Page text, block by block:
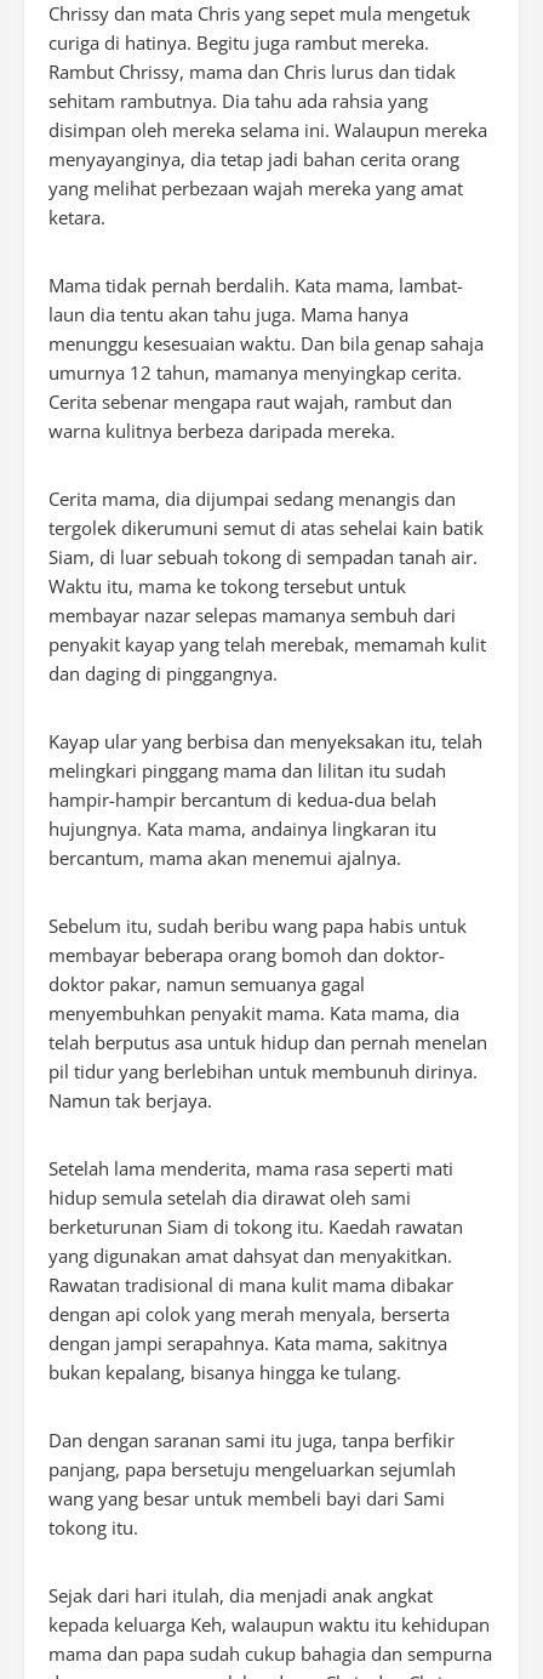
Chrissy dan mata Chris yang sepet mula mengetuk
curiga di hatinya. Begitu juga rambut mereka.
Rambut Chrissy, mama dan Chris lurus dan tidak
sehitam rambutnya. Dia tahu ada rahsia yang
disimpan oleh mereka selama ini. Walaupun mereka
menyayanginya, dia tetap jadi bahan cerita orang
yang melihat perbezaan wajah mereka yang amat
ketara.
Mama tidak pernah berdalih. Kata mama, lambat-
laun dia tentu akan tahu juga. Mama hanya
menunggu kesesuaian waktu. Dan bila genap sahaja
umurnya 12 tahun, mamanya menyingkap cerita.
Cerita sebenar mengapa raut wajah, rambut dan
warna kulitnya berbeza daripada mereka.
Cerita mama, dia dijumpai sedang menangis dan
tergolek dikerumuni semut di atas sehelai kain batik
Siam, di luar sebuah tokong di sempadan tanah air.
Waktu itu, mama ke tokong tersebut untuk
membayar nazar selepas mamanya sembuh dari
penyakit kayap yang telah merebak, memamah kulit
dan daging di pinggangnya.
Kayap ular yang berbisa dan menyeksakan itu, telah
melingkari pinggang mama dan lilitan itu sudah
hampir-hampir bercantum di kedua-dua belah
hujungnya. Kata mama, andainya lingkaran itu
bercantum, mama akan menemui ajalnya.
Sebelum itu, sudah beribu wang papa habis untuk
membayar beberapa orang bomoh dan doktor-
doktor pakar, namun semuanya gagal
menyembuhkan penyakit mama. Kata mama, dia
telah berputus asa untuk hidup dan pernah menelan
pil tidur yang berlebihan untuk membunuh dirinya.
Namun tak berjaya.
Setelah lama menderita, mama rasa seperti mati
hidup semula setelah dia dirawat oleh sami
berketurunan Siam di tokong itu. Kaedah rawatan
yang digunakan amat dahsyat dan menyakitkan.
Rawatan tradisional di mana kulit mama dibakar
dengan api colok yang merah menyala, berserta
dengan jampi serapahnya. Kata mama, sakitnya
bukan kepalang, bisanya hingga ke tulang.
Dan dengan saranan sami itu juga, tanpa berfikir
panjang, papa bersetuju mengeluarkan sejumlah
wang yang besar untuk membeli bayi dari Sami
tokong itu.
Sejak dari hari itulah, dia menjadi anak angkat
kepada keluarga Keh, walaupun waktu itu kehidupan
mama dan papa sudah cukup bahagia dan sempurna